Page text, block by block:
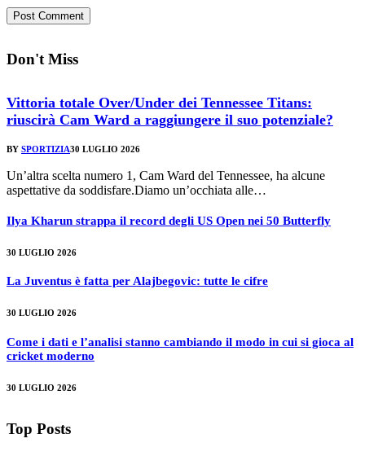
Don't Miss
Vittoria totale Over/Under dei Tennessee Titans:
riuscirà Cam Ward a raggiungere il suo potenziale?
BY SPORTIZIA30 LUGLIO 2026
Un’altra scelta numero 1, Cam Ward del Tennessee, ha alcune
aspettative da soddisfare.Diamo un’occhiata alle…
Ilya Kharun strappa il record degli US Open nei 50 Butterfly
30 LUGLIO 2026
La Juventus è fatta per Alajbegovic: tutte le cifre
30 LUGLIO 2026
Come i dati e l’analisi stanno cambiando il modo in cui si gioca al
cricket moderno
30 LUGLIO 2026
Top Posts